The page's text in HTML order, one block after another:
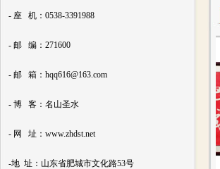
- 座 机：0538-3391988
- 邮 编：271600
- 邮 箱：hqq616@163.com
- 博 客：名山圣水
- 网 址：www.zhdst.net
-地 址：山东省肥城市文化路53号